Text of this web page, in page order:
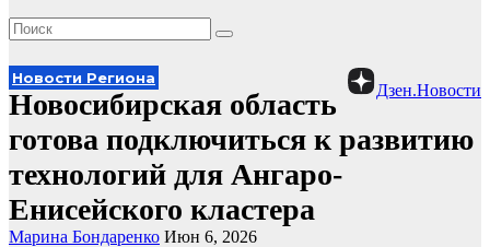
Дзен.Новости
Новости Региона
Новосибирская область
готова подключиться к развитию
технологий для Ангаро-
Енисейского кластера
Марина Бондаренко Июн 6, 2026